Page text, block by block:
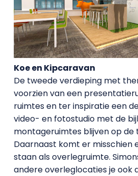
Koe en Kipcaravan
De tweede verdieping met
voorzien van een
ruimtes en ter inspiratie een
video- en fotostudio met de
montageruimtes blijven op de
Daarnaast komt er misschien
staan als overlegruimte.
andere overleglocaties je ook